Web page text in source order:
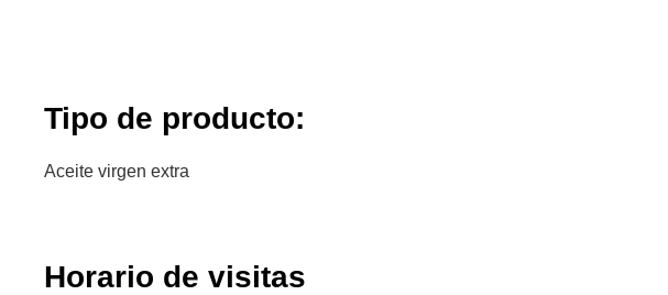
Tipo de producto:
Aceite virgen extra
Horario de visitas